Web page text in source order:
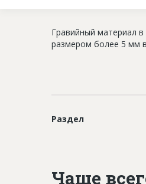
Гравийный материал в
размером более 5 мм
Раздел
Чаще